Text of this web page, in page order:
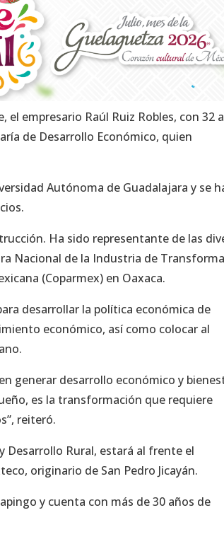
el empresario Raúl Ruiz Robles, con 32
de Desarrollo Económico, quien
Autónoma de Guadalajara y se
Ha sido representante de las
Nacional de la Industria de
(Coparmex) en Oaxaca.
desarrollar la política económica de
económico, así como colocar al
generar desarrollo económico y
es la transformación que requiere
reiteró.
Desarrollo Rural, estará al frente el
originario de San Pedro Jicayán.
y cuenta con más de 30 años de